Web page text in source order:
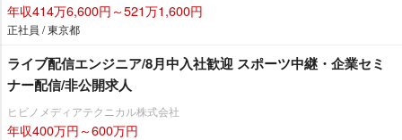
年収414万6,600円～521万1,600円
正社員 / 東京都
ライブ配信エンジニア/8月中入社歓迎 スポーツ中継・企業セミ
ナー配信/非公開求人
ヒビノメディアテクニカル株式会社
年収400万円～600万円